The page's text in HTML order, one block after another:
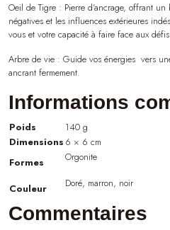
Oeil de Tigre : Pierre d’ancrage, offrant
négatives et les influences extérieures
vous et votre capacité à faire face aux
Arbre de vie : Guide vos énergies vers
ancrant fermement.
Informations
Poids
140 g
Dimensions 6 × 6 cm
Formes
Orgonite
Couleur Doré, marron, noir
Commentaires